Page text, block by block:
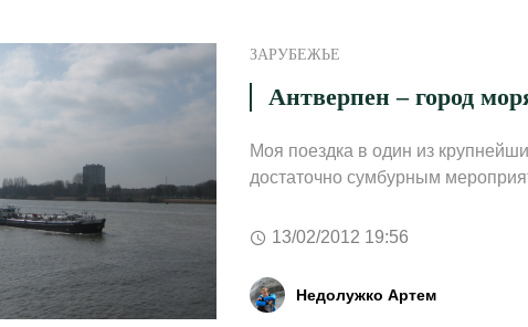
ЗАРУБЕЖЬЕ
Антверпен – город
Моя поездка в один из
достаточно сумбурным
13/02/2012 19:56
Недолужко Артем